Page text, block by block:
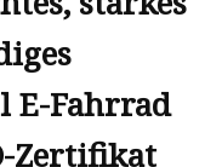
E-Fahrrad
Zertifikat